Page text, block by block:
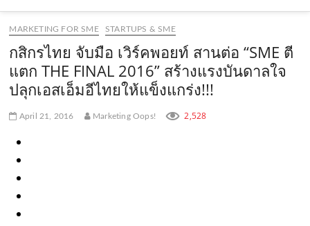
o
o
k
.
c
b
e
.
c
o
m
e
g
r
a
m
.
k
.
c
o
m
MARKETING FOR SME STARTUPS & SME
กสิกรไทย จับมือ เวิร์คพอยท์ สานต่อ “SME ตี
แตก THE FINAL 2016” สร้างแรงบันดาลใจ
ปลุกเอสเอ็มอีไทยให้แข็งแกร่ง!!!
April 21, 2016 Marketing Oops! 2,528